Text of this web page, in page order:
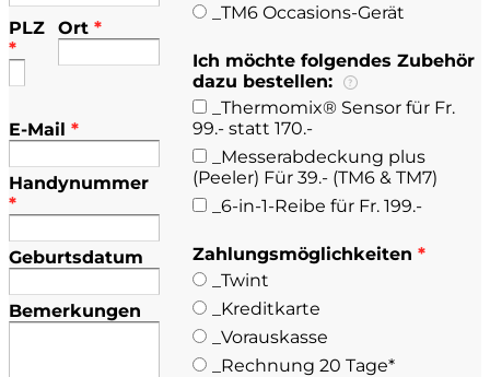
PLZ
*
Ort *
E-Mail *
Handynummer
*
Geburtsdatum
Bemerkungen
_TM6 Occasions-Gerät
Ich möchte folgendes Zubehör
dazu bestellen:
_Thermomix® Sensor für Fr.
99.- statt 170.-
_Messerabdeckung plus
(Peeler) Für 39.- (TM6 & TM7)
_6-in-1-Reibe für Fr. 199.-
Zahlungsmöglichkeiten *
_Twint
_Kreditkarte
_Vorauskasse
_Rechnung 20 Tage*